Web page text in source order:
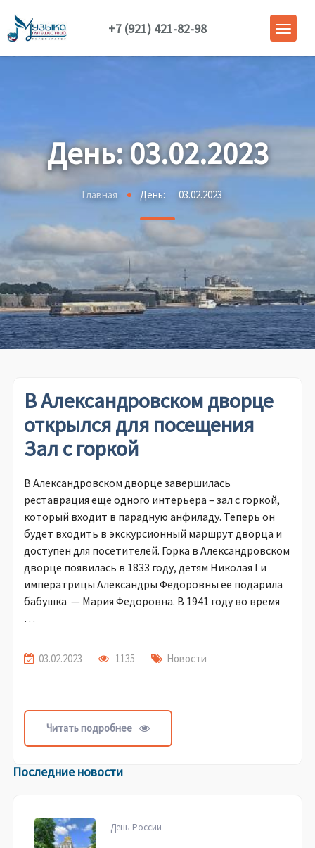
+7 (921) 421-82-98
День:03.02.2023
Главная День: 03.02.2023
В Александровском дворце
открылся для посещения
Зал с горкой
В Александровском дворце завершилась
реставрация еще одного интерьера – зал с горкой,
который входит в парадную анфиладу. Теперь он
будет входить в экскурсионный маршрут дворца и
доступен для посетителей. Горка в Александровском
дворце появилась в 1833 году, детям Николая I и
императрицы Александры Федоровны ее подарила
бабушка — Мария Федоровна. В 1941 году во время
…
03.02.2023 1135 Новости
Читать подробнее
Последние новости
День России